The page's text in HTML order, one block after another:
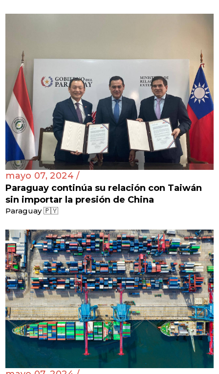
mayo 07, 2024 /
Paraguay continúa su relación con Taiwán
sin importar la presión de China
Paraguay 🇵🇾